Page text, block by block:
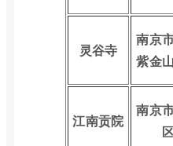
灵谷寺
南京
紫金
江南贡院
南京